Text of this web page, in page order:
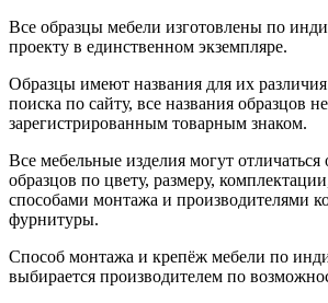
Все образцы мебели изготовлены по
проекту в единственном экземпляре.
Образцы имеют названия для их
поиска по сайту, все названия образцов
зарегистрированным товарным знаком.
Все мебельные изделия могут
образцов по цвету, размеру,
способами монтажа и производителями
фурнитуры.
Способ монтажа и крепёж мебели по
выбирается производителем по